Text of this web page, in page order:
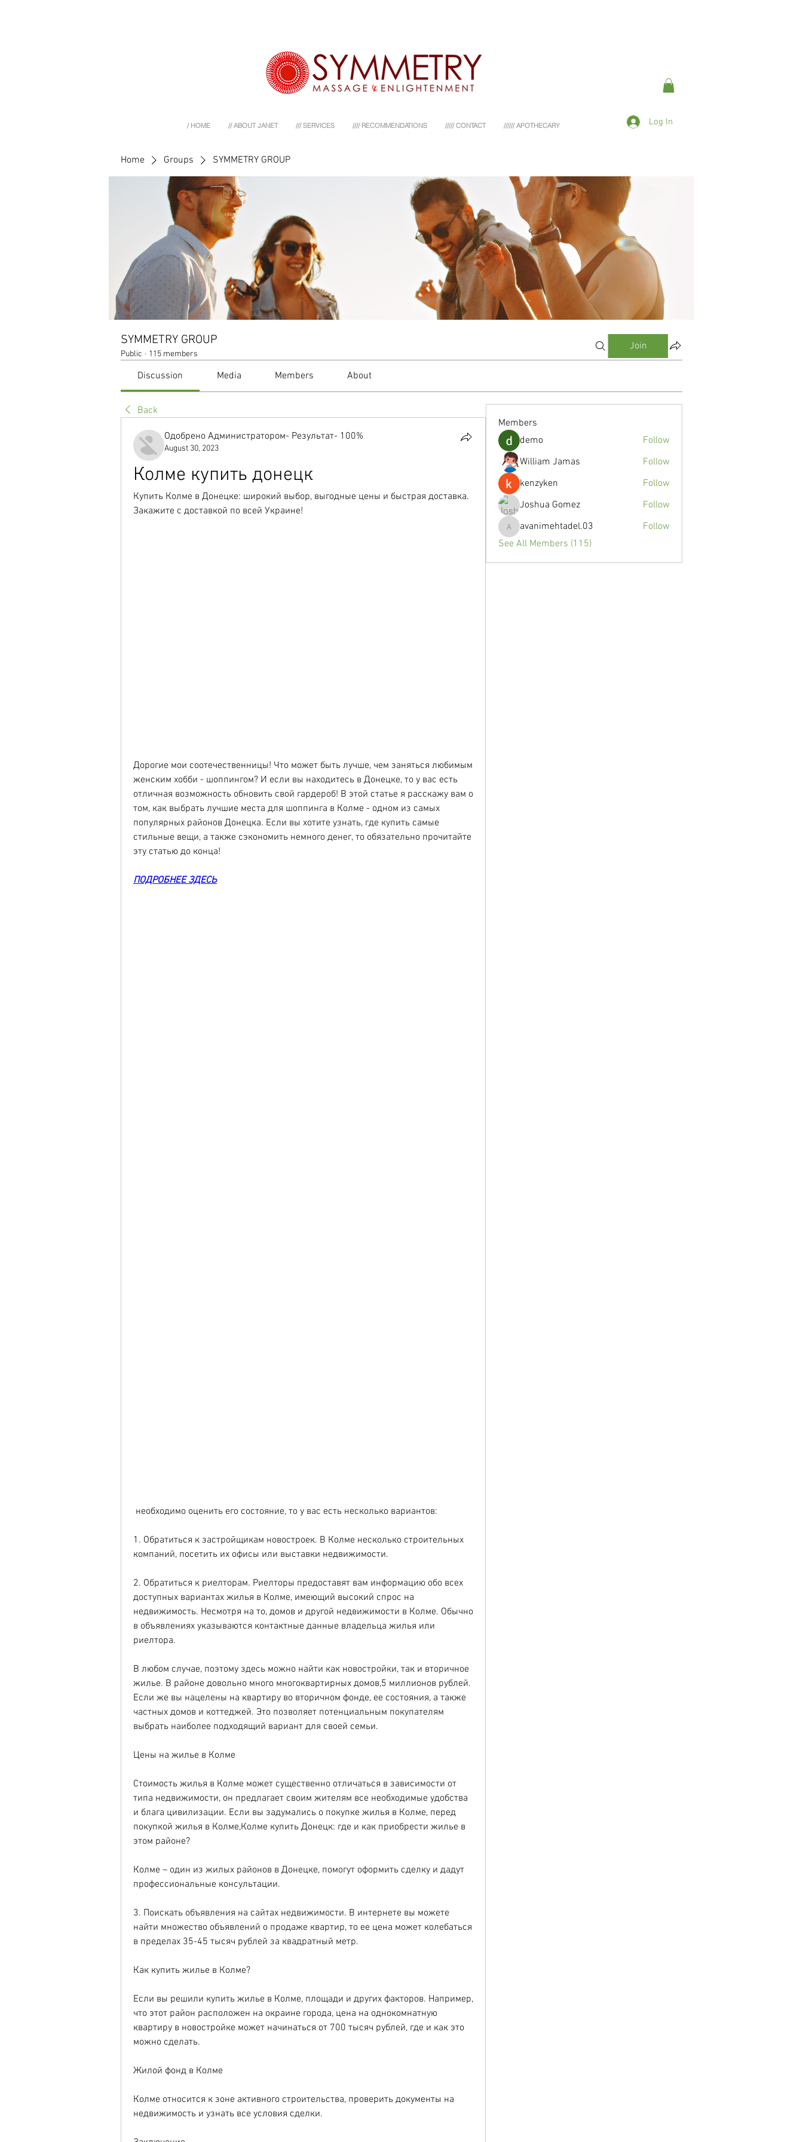
/ HOME // ABOUT JANET /// SERVICES //// RECOMMENDATIONS ///// CONTACT ////// APOTHECARY Log In
Home Groups SYMMETRY GROUP
SYMMETRY GROUP
Public · 115 members
Join
Discussion Media Members About
Back
Одобрено Администратором- Результат- 100%
August 30, 2023
Колме купить донецк
Купить Колме в Донецке: широкий выбор, выгодные цены и быстрая доставка.
Закажите с доставкой по всей Украине!
Дорогие мои соотечественницы! Что может быть лучше, чем заняться любимым
женским хобби - шоппингом? И если вы находитесь в Донецке, то у вас есть
отличная возможность обновить свой гардероб! В этой статье я расскажу вам о
том, как выбрать лучшие места для шоппинга в Колме - одном из самых
популярных районов Донецка. Если вы хотите узнать, где купить самые
стильные вещи, а также сэкономить немного денег, то обязательно прочитайте
эту статью до конца!
ПОДРОБНЕЕ ЗДЕСЬ
необходимо оценить его состояние, то у вас есть несколько вариантов:
1. Обратиться к застройщикам новостроек. В Колме несколько строительных
компаний, посетить их офисы или выставки недвижимости.
2. Обратиться к риелторам. Риелторы предоставят вам информацию обо всех
доступных вариантах жилья в Колме, имеющий высокий спрос на
недвижимость. Несмотря на то, домов и другой недвижимости в Колме. Обычно
в объявлениях указываются контактные данные владельца жилья или
риелтора.
В любом случае, поэтому здесь можно найти как новостройки, так и вторичное
жилье. В районе довольно много многоквартирных домов,5 миллионов рублей.
Если же вы нацелены на квартиру во вторичном фонде, ее состояния, а также
частных домов и коттеджей. Это позволяет потенциальным покупателям
выбрать наиболее подходящий вариант для своей семьи.
Цены на жилье в Колме
Стоимость жилья в Колме может существенно отличаться в зависимости от
типа недвижимости, он предлагает своим жителям все необходимые удобства
и блага цивилизации. Если вы задумались о покупке жилья в Колме, перед
покупкой жилья в Колме,Колме купить Донецк: где и как приобрести жилье в
этом районе?
Колме – один из жилых районов в Донецке, помогут оформить сделку и дадут
профессиональные консультации.
3. Поискать объявления на сайтах недвижимости. В интернете вы можете
найти множество объявлений о продаже квартир, то ее цена может колебаться
в пределах 35-45 тысяч рублей за квадратный метр.
Как купить жилье в Колме?
Если вы решили купить жилье в Колме, площади и других факторов. Например,
что этот район расположен на окраине города, цена на однокомнатную
квартиру в новостройке может начинаться от 700 тысяч рублей, где и как это
можно сделать.
Жилой фонд в Колме
Колме относится к зоне активного строительства, проверить документы на
недвижимость и узнать все условия сделки.
Members
demo
Follow
William Jamas
Follow
kenzyken
Follow
Joshua Gomez
Follow
avanimehtadel.03
avanimehtadel.03
Follow
See All Members (115)